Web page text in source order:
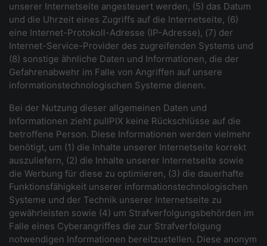
unserer Internetseite angesteuert werden, (5) das Datum
und die Uhrzeit eines Zugriffs auf die Internetseite, (6)
eine Internet-Protokoll-Adresse (IP-Adresse), (7) der
Internet-Service-Provider des zugreifenden Systems und
(8) sonstige ähnliche Daten und Informationen, die der
Gefahrenabwehr im Falle von Angriffen auf unsere
informationstechnologischen Systeme dienen.
Bei der Nutzung dieser allgemeinen Daten und
Informationen zieht pullPIX keine Rückschlüsse auf die
betroffene Person. Diese Informationen werden vielmehr
benötigt, um (1) die Inhalte unserer Internetseite korrekt
auszuliefern, (2) die Inhalte unserer Internetseite sowie
die Werbung für diese zu optimieren, (3) die dauerhafte
Funktionsfähigkeit unserer informationstechnologischen
Systeme und der Technik unserer Internetseite zu
gewährleisten sowie (4) um Strafverfolgungsbehörden im
Falle eines Cyberangriffes die zur Strafverfolgung
notwendigen Informationen bereitzustellen. Diese anonym